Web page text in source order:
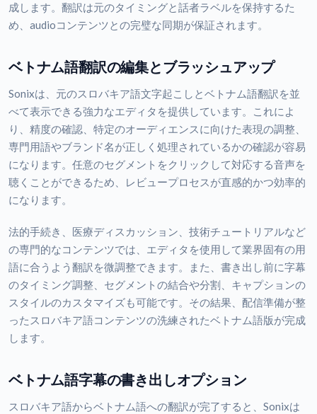
成します。翻訳は元のタイミングと話者ラベルを保持するた
め、audioコンテンツとの完璧な同期が保証されます。
ベトナム語翻訳の編集とブラッシュアップ
Sonixは、元のスロバキア語文字起こしとベトナム語翻訳を並
べて表示できる強力なエディタを提供しています。これによ
り、精度の確認、特定のオーディエンスに向けた表現の調整、
専門用語やブランド名が正しく処理されているかの確認が容易
になります。任意のセグメントをクリックして対応する音声を
聴くことができるため、レビュープロセスが直感的かつ効率的
になります。
法的手続き、医療ディスカッション、技術チュートリアルなど
の専門的なコンテンツでは、エディタを使用して業界固有の用
語に合うよう翻訳を微調整できます。また、書き出し前に字幕
のタイミング調整、セグメントの結合や分割、キャプションの
スタイルのカスタマイズも可能です。その結果、配信準備が整
ったスロバキア語コンテンツの洗練されたベトナム語版が完成
します。
ベトナム語字幕の書き出しオプション
スロバキア語からベトナム語への翻訳が完了すると、Sonixは